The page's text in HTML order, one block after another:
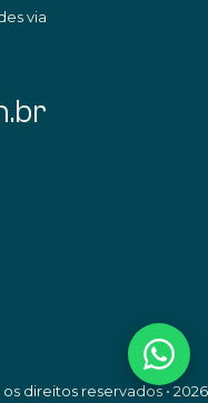
via
os direitos reservados • 2026